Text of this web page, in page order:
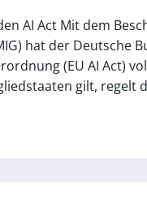
AI Act Mit dem
hat der Deutsche
(EU AI Act)
gilt, regelt